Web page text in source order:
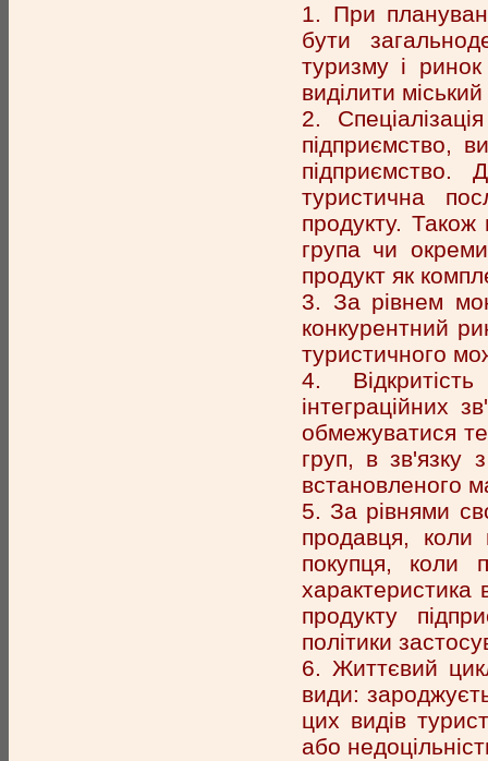
1. При
бути
туризму і
виділити
2.
підприємство,
підприємство.
туристична
продукту.
група чи
продукт як
3. За рівнем
конкурентний
туристичного
4.
інтеграційних
обмежуватися
груп, в зв'язку
встановленого
5. За рівнями
продавця,
покупця, коли
характеристика
продукту
політики
6. Життєвий
види:
цих видів
або